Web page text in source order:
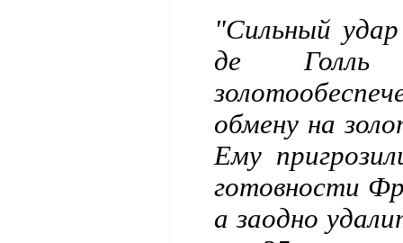
"Сильный
де Голль
обмену на
Ему
готовности
а заодно